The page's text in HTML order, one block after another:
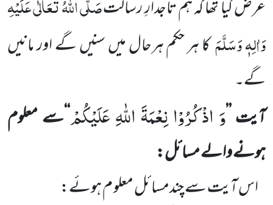
عرض کیا تھا کہ ہم تاجدارِ رسالت
وَاٰلِہٖ وَسَلَّمَکا ہر حکم ہرحال میں سنیں گے اور مانیں
گے۔
آیت’’وَ اذْكُرُوْا نِعْمَةَ اللّٰهِ عَلَیْكُمْ‘‘سے معلوم
ہونے والے مسائل:
اس آیت سے چندمسائل معلو م ہوئے: